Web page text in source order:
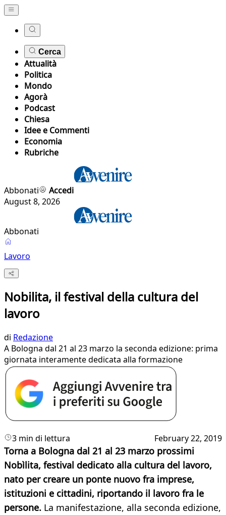
Cerca
Attualità
Politica
Mondo
Agorà
Podcast
Chiesa
Idee e Commenti
Economia
Rubriche
Abbonati
Accedi
August 8, 2026
Abbonati
Lavoro
Nobilita, il festival della cultura del
lavoro
di Redazione
A Bologna dal 21 al 23 marzo la seconda edizione: prima
giornata interamente dedicata alla formazione
3 min di lettura February 22, 2019
Torna a Bologna dal 21 al 23 marzo prossimi
Nobìlita, festival dedicato alla cultura del lavoro,
nato per creare un ponte nuovo fra imprese,
istituzioni e cittadini, riportando il lavoro fra le
persone. La manifestazione, alla seconda edizione,